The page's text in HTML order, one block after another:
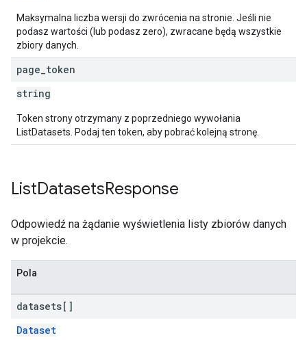
Maksymalna liczba wersji do zwrócenia na stronie. Jeśli nie
podasz wartości (lub podasz zero), zwracane będą wszystkie
zbiory danych.
page token
string
Token strony otrzymany z poprzedniego wywołania
ListDatasets. Podaj ten token, aby pobrać kolejną stronę.
ListDatasetsResponse
Odpowiedź na żądanie wyświetlenia listy zbiorów danych
w projekcie.
Pola
datasets[]
Dataset